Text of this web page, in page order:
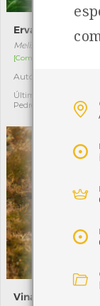
Erva-cidreira
Melissa officinalis
[Comum]
Autóctone
Última observação por:
Pedro Fernandes
Vinagreira




